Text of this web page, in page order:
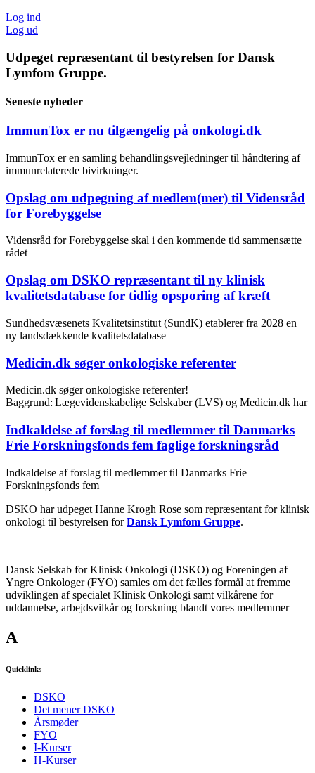
Log ind
Log ud
Udpeget repræsentant til bestyrelsen for Dansk
Lymfom Gruppe.
Seneste nyheder
ImmunTox er nu tilgængelig på onkologi.dk
ImmunTox er en samling behandlingsvejledninger til håndtering af
immunrelaterede bivirkninger.
Opslag om udpegning af medlem(mer) til Vidensråd
for Forebyggelse
Vidensråd for Forebyggelse skal i den kommende tid sammensætte
rådet
Opslag om DSKO repræsentant til ny klinisk
kvalitetsdatabase for tidlig opsporing af kræft
Sundhedsvæsenets Kvalitetsinstitut (SundK) etablerer fra 2028 en
ny landsdækkende kvalitetsdatabase
Medicin.dk søger onkologiske referenter
Medicin.dk søger onkologiske referenter!
Baggrund: Lægevidenskabelige Selskaber (LVS) og Medicin.dk har
Indkaldelse af forslag til medlemmer til Danmarks
Frie Forskningsfonds fem faglige forskningsråd
Indkaldelse af forslag til medlemmer til Danmarks Frie
Forskningsfonds fem
DSKO har udpeget Hanne Krogh Rose som repræsentant for klinisk
onkologi til bestyrelsen forDansk Lymfom Gruppe.
Dansk Selskab for Klinisk Onkologi (DSKO) og Foreningen af
Yngre Onkologer (FYO) samles om det fælles formål at fremme
udviklingen af specialet Klinisk Onkologi samt vilkårene for
uddannelse, arbejdsvilkår og forskning blandt vores medlemmer
A
Quicklinks
DSKO
Det mener DSKO
Årsmøder
FYO
I-Kurser
H-Kurser